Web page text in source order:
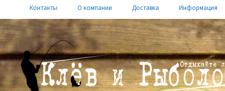
Контакты О компании Доставка Информация
Перейти
к
навигации
Перейти
к
содержимому